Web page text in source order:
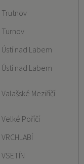
Trutnov
Turnov
Ústí nad Labem
Ústí nad Labem
Valašské Meziříčí
Velké Poříčí
VRCHLABÍ
VSETÍN